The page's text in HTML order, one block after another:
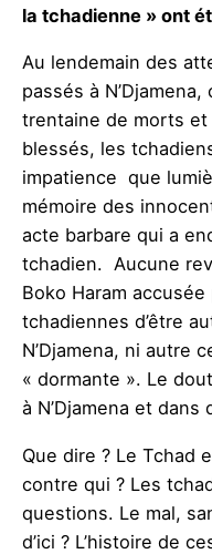
la tchadienne » ont
Au lendemain des
passés à
trentaine de morts
blessés, les
impatience que
mémoire des
acte barbare qui a
tchadien. Aucune
Boko Haram
tchadiennes d’être
N’Djamena, ni autre
« dormante ». Le
à N’Djamena et dans
Que dire ? Le Tchad
contre qui ? Les
questions. Le mal,
d’ici ? L’histoire de